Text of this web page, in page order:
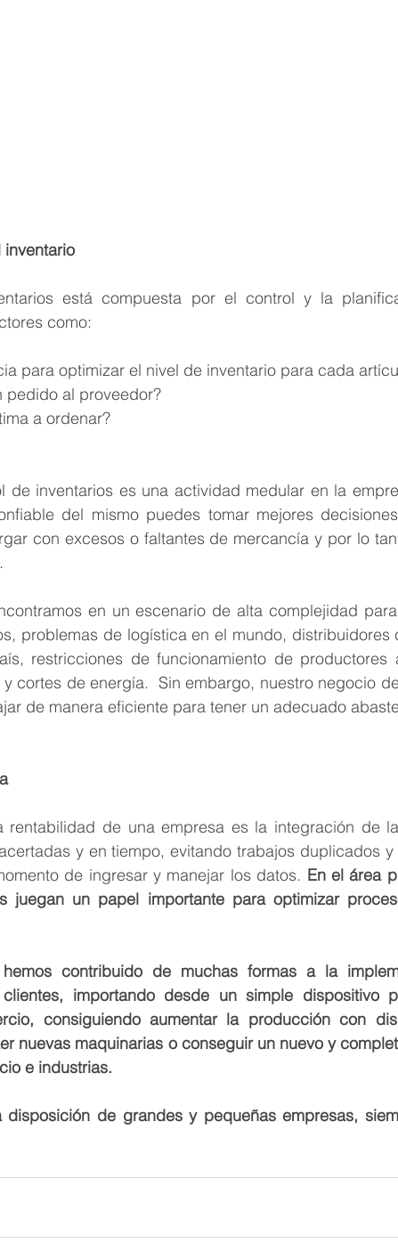
está compuesta por el control y la
como:
para optimizar el nivel de inventario para cada
pedido al proveedor?
a ordenar?
de inventarios es una actividad medular en la
del mismo puedes tomar mejores
con excesos o faltantes de mercancía y por lo
en un escenario de alta complejidad
problemas de logística en el mundo, distribuidores
restricciones de funcionamiento de productores
cortes de energía.  Sin embargo, nuestro negocio
de manera eficiente para tener un adecuado
rentabilidad de una empresa es la integración de
y en tiempo, evitando trabajos duplicados
de ingresar y manejar los datos. En el área
juegan un papel importante para optimizar
hemos contribuido de muchas formas a la
importando desde un simple dispositivo
consiguiendo aumentar la producción con
nuevas maquinarias o conseguir un nuevo y
e industrias.
disposición de grandes y pequeñas empresas,